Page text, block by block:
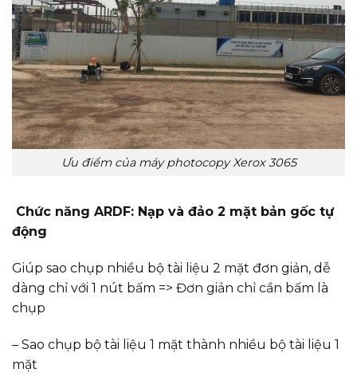
Ưu điểm của máy photocopy Xerox 3065
Chức năng ARDF: Nạp và đảo 2 mặt bản gốc tự
động
Giúp sao chụp nhiều bộ tài liệu 2 mặt đơn giản, dễ
dàng chỉ với 1 nút bấm => Đơn giản chỉ cần bấm là
chụp
– Sao chụp bộ tài liệu 1 mặt thành nhiều bộ tài liệu 1
mặt